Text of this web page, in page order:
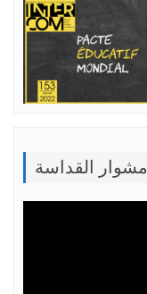
مشوار القداسة